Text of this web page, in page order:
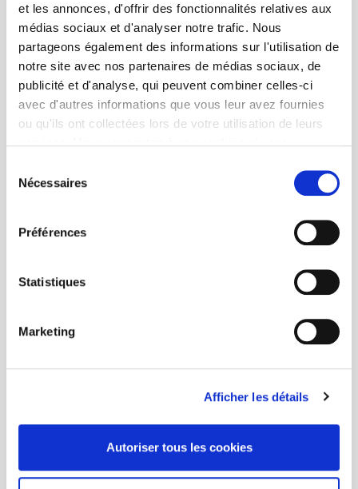
et les annonces, d'offrir des fonctionnalités relatives aux
médias sociaux et d'analyser notre trafic. Nous
partageons également des informations sur l'utilisation de
notre site avec nos partenaires de médias sociaux, de
publicité et d'analyse, qui peuvent combiner celles-ci
avec d'autres informations que vous leur avez fournies
ou qu'ils ont collectées lors de votre utilisation de leurs
Nécessaires
Préférences
Statistiques
Marketing
Afficher les détails
Autoriser tous les cookies